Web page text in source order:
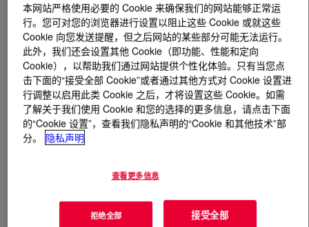
什么是SILASTIC™ DY 32-366 U Silicone Rubber?
和 O 形环的摩擦，不需要额外润滑剂
本网站严格使用必要的 Cookie 来确保我们的网站能够正常运
行。您可对您的浏览器进行设置以阻止这些 Cookie 或就这些
Cookie 向您发送提醒，但之后网站的某些部分可能无法运行。
此外，我们还会设置其他 Cookie（即功能、性能和定向
Cookie），以帮助我们通过网站提供个性化体验。只有当您点
击下面的“接受全部 Cookie”或者通过其他方式对 Cookie 设置进
行调整以启用此类 Cookie 之后，才将设置这些 Cookie。如需
了解关于我们使用 Cookie 和您的选择的更多信息，请点击下面
的“Cookie 设置”，查看我们隐私声明的“Cookie 和其他技术”部
分。
隐私声明
查看更多信息
拒绝全部 接受全部